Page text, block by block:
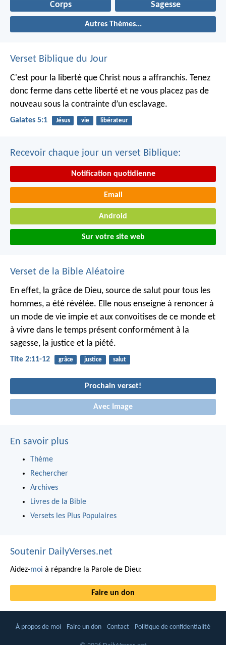
Corps Sagesse
Autres Thèmes...
Verset Biblique du Jour
C'est pour la liberté que Christ nous a affranchis. Tenez
donc ferme dans cette liberté et ne vous placez pas de
nouveau sous la contrainte d’un esclavage.
Galates 5:1 Jésus vie libérateur
Recevoir chaque jour un verset Biblique:
Notification quotidienne
Email
Android
Sur votre site web
Verset de la Bible Aléatoire
En effet, la grâce de Dieu, source de salut pour tous les
hommes, a été révélée. Elle nous enseigne à renoncer à
un mode de vie impie et aux convoitises de ce monde et
à vivre dans le temps présent conformément à la
sagesse, la justice et la piété.
Tite 2:11-12 grâce justice salut
Prochain verset!
Avec Image
En savoir plus
Thème
Rechercher
Archives
Livres de la Bible
Versets les Plus Populaires
Soutenir DailyVerses.net
Aidez-moi à répandre la Parole de Dieu:
Faire un don
À propos de moi Faire un don Contact Politique de confidentialité